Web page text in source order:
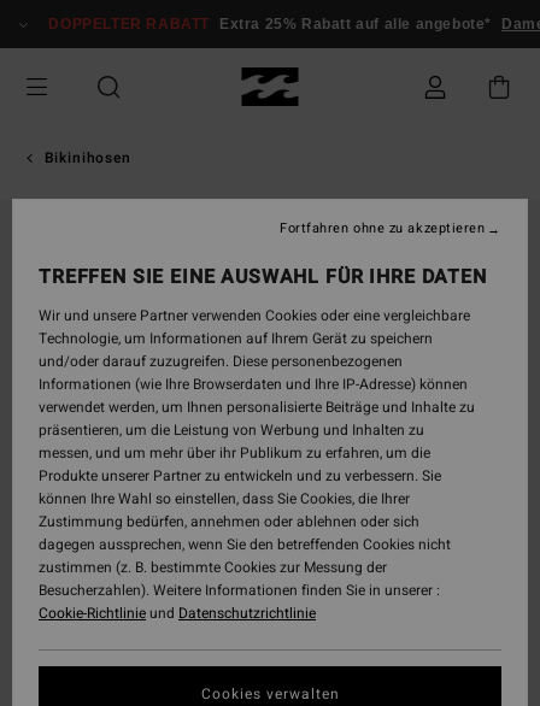
zur
springen
DOPPELTER RABATT Extra 25% Rabatt auf alle angebote*
Bikinihosen
TREFFEN SIE EINE AUSWAHL FÜR IHRE DATEN
Wir und unsere Partner verwenden Cookies oder eine vergleichbare
Technologie, um Informationen auf Ihrem Gerät zu speichern
und/oder darauf zuzugreifen. Diese personenbezogenen
Informationen (wie Ihre Browserdaten und Ihre IP-Adresse) können
verwendet werden, um Ihnen personalisierte Beiträge und Inhalte zu
präsentieren, um die Leistung von Werbung und Inhalten zu
messen, und um mehr über ihr Publikum zu erfahren, um die
Produkte unserer Partner zu entwickeln und zu verbessern. Sie
können Ihre Wahl so einstellen, dass Sie Cookies, die Ihrer
Zustimmung bedürfen, annehmen oder ablehnen oder sich
dagegen aussprechen, wenn Sie den betreffenden Cookies nicht
zustimmen (z. B. bestimmte Cookies zur Messung der
Besucherzahlen). Weitere Informationen finden Sie in unserer :
Cookie-Richtlinieund Datenschutzrichtlinie
Cookies verwalten
Fortfahren ohne zu akzeptieren